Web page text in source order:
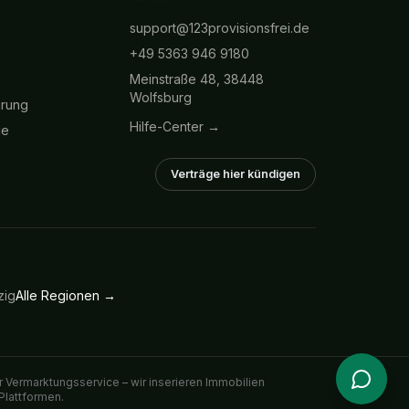
support@123provisionsfrei.de
+49 5363 946 9180
Meinstraße 48, 38448
Wolfsburg
Hilfe-Center →
Verträge hier kündigen
Alle Regionen →
– wir inserieren Immobilien